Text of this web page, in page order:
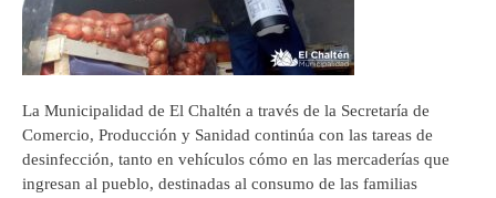
La Municipalidad de El Chaltén a través de la Secretaría de
Comercio, Producción y Sanidad continúa con las tareas de
desinfección, tanto en vehículos cómo en las mercaderías que
ingresan al pueblo, destinadas al consumo de las familias